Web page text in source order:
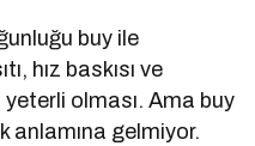
buy ile
hız baskısı ve
olması. Ama buy
anlamına gelmiyor.